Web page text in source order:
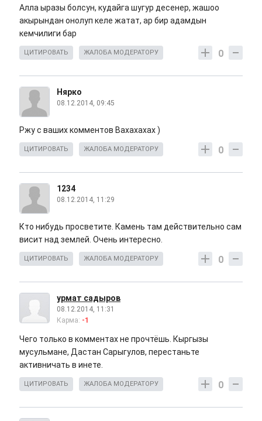
Алла ыразы болсун, кудайга шугур десенер, жашоо
акырындан онолуп келе жатат, ар бир адамдын
кемчилиги бар
0
ЦИТИРОВАТЬ ЖАЛОБА МОДЕРАТОРУ
Нярко
08.12.2014, 09:45
Ржу с ваших комментов Вахахахах )
0
ЦИТИРОВАТЬ ЖАЛОБА МОДЕРАТОРУ
1234
08.12.2014, 11:29
Кто нибудь просветите. Камень там действительно сам
висит над землей. Очень интересно.
0
ЦИТИРОВАТЬ ЖАЛОБА МОДЕРАТОРУ
урмат садыров
08.12.2014, 11:31
Карма: -1
Чего только в комментах не прочтёшь. Кыргызы
мусульмане, Дастан Сарыгулов, перестаньте
активничать в инете.
0
ЦИТИРОВАТЬ ЖАЛОБА МОДЕРАТОРУ